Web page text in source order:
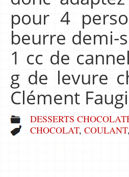
pour 4
beurre demi-
1 cc de
g de levure
Clément
DESSERTS
CHOCOLAT, COULANT,